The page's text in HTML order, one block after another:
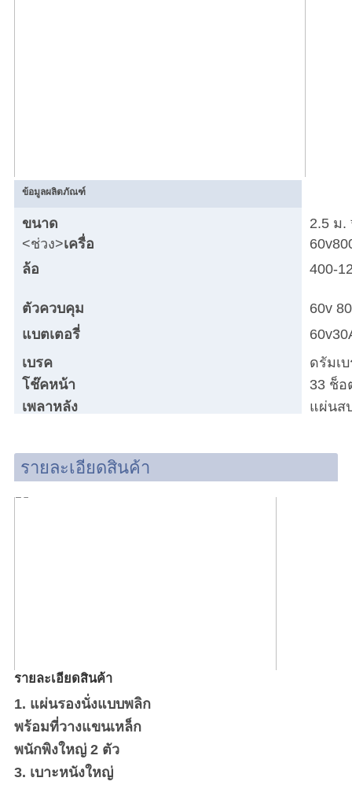
ข้อมูลผลิตภัณฑ์
ขนาด
2.5 ม.
<ช่วง>เครื่อ
งยนต์
ล้อ
400-
ตัวควบคุม
60v
แบตเตอรี่
เบรค
ดรัมเ
โช๊คหน้า
33 ช็อ
เพลาหลัง
แผ่นส
รายละเอียดสินค้า
รายละเอียดสินค้า
1. แผ่นรองนั่งแบบพลิก
พร้อมที่วางแขนเหล็ก
พนักพิงใหญ่ 2 ตัว
3. เบาะหนังใหญ่